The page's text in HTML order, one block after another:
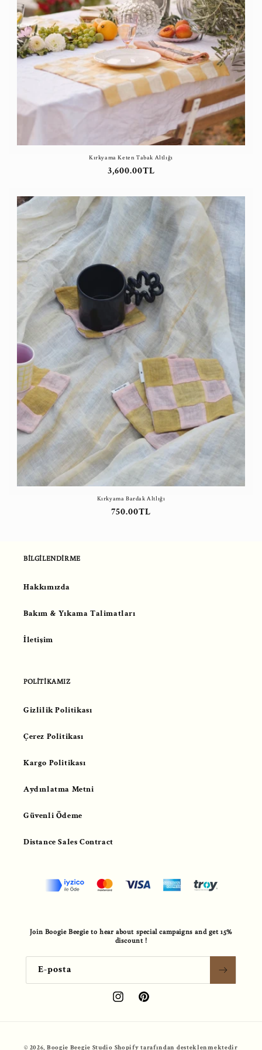
Kırkyama Keten Tabak Altlığı
Normal
3,600.00TL
Kırkyama Bardak Altlığı
Normal
750.00TL
BİLGİLENDİRME
Hakkımızda
Bakım & Yıkama Talimatları
İletişim
POLİTİKAMIZ
Gizlilik Politikası
Çerez Politikası
Kargo Politikası
Aydınlatma Metni
Güvenli Ödeme
Distance Sales Contract
Join Boogie Beegie to hear about special campaigns and get 15%
discount !
E-posta
InstagramPinterest
© 2026, Boogie Beegie Studio Shopify tarafından desteklenmektedir